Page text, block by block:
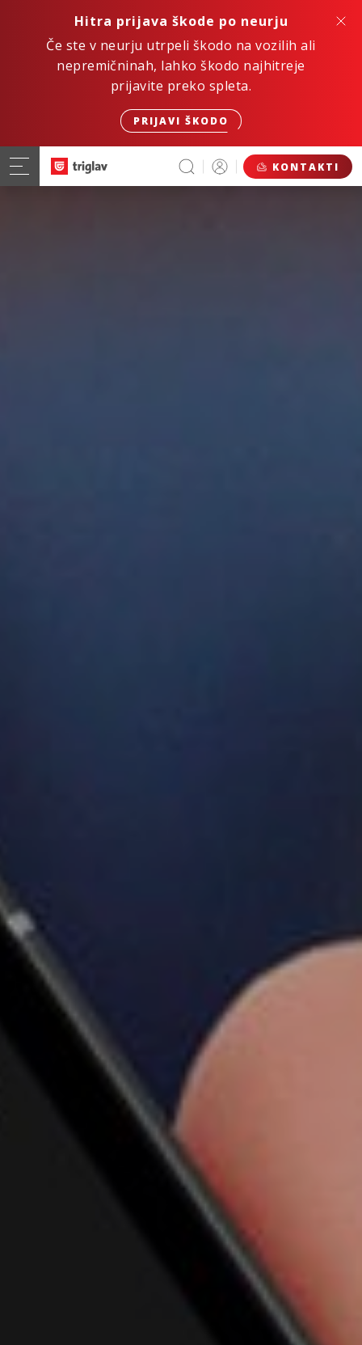
Hitra prijava škode po neurju
Če ste v neurju utrpeli škodo na vozilih ali
nepremičninah, lahko škodo najhitreje
prijavite preko spleta.
PRIJAVI ŠKODO
KONTAKTI